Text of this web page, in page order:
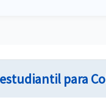
para